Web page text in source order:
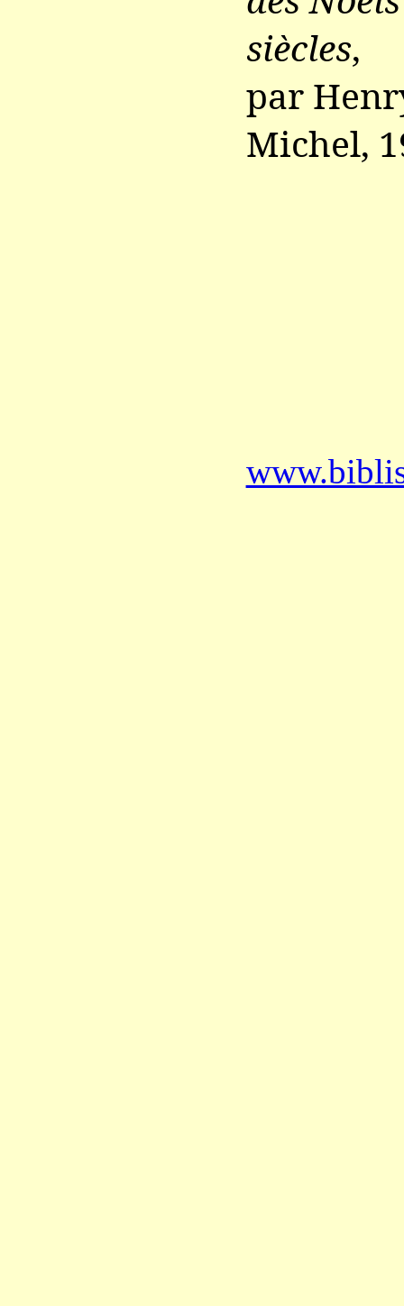
siècles,
par
Michel,